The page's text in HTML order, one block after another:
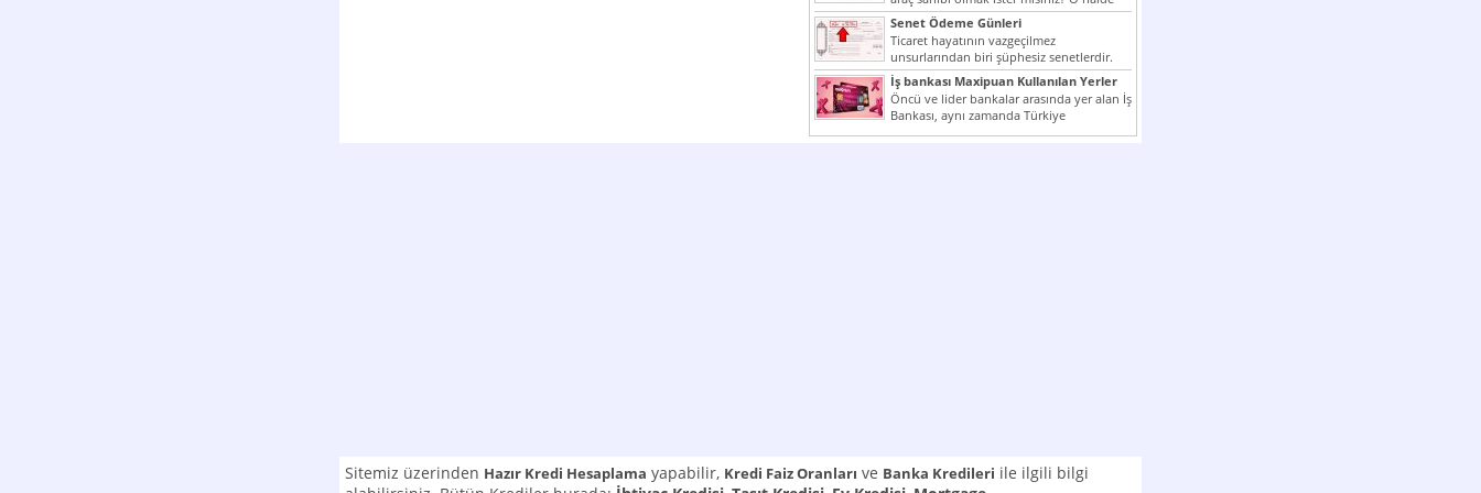
yazımız ilginizi...
Senet Ödeme Günleri
Ticaret hayatının vazgeçilmez
unsurlarından biri şüphesiz senetlerdir.
Çünkü senetler en çok kullanılan ödeme
araçlarıdır. Taksitler...
İş bankası Maxipuan Kullanılan Yerler
Öncü ve lider bankalar arasında yer alan İş
Bankası, aynı zamanda Türkiye
Cumhuriyeti’nin ilk milli...
Sitemiz üzerinden Hazır Kredi Hesaplama yapabilir, Kredi Faiz Oranları ve Banka Kredileri ile ilgili bilgi